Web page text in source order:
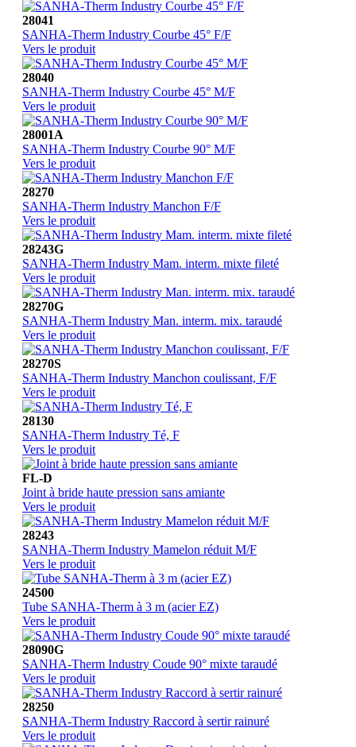
28041
SANHA-Therm Industry Courbe 45° F/F
Vers le produit
28040
SANHA-Therm Industry Courbe 45° M/F
Vers le produit
28001A
SANHA-Therm Industry Courbe 90° M/F
Vers le produit
28270
SANHA-Therm Industry Manchon F/F
Vers le produit
28243G
SANHA-Therm Industry Mam. interm. mixte fileté
Vers le produit
28270G
SANHA-Therm Industry Man. interm. mix. taraudé
Vers le produit
28270S
SANHA-Therm Industry Manchon coulissant, F/F
Vers le produit
28130
SANHA-Therm Industry Té, F
Vers le produit
FL-D
Joint à bride haute pression sans amiante
Vers le produit
28243
SANHA-Therm Industry Mamelon réduit M/F
Vers le produit
24500
Tube SANHA-Therm à 3 m (acier EZ)
Vers le produit
28090G
SANHA-Therm Industry Coude 90° mixte taraudé
Vers le produit
28250
SANHA-Therm Industry Raccord à sertir rainuré
Vers le produit